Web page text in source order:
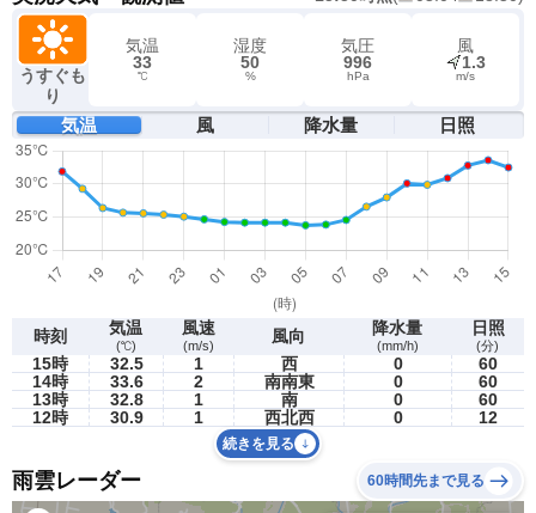
うすぐも
り
気温
33
℃
湿度
50
%
気圧
996
hPa
風
1.3
m/s
気温 風 降水量 日照
時刻 気温
(℃)
風速
(m/s) 風向 降水量
(mm/h)
日照
(分)
15時 32.5 1 西 0
60
14時
33.6 2 南南東 0
60
13時
32.8 1 南 0
60
12時
30.9 1 西北西 0 12
続きを見る
雨雲レーダー 60時間先まで見る